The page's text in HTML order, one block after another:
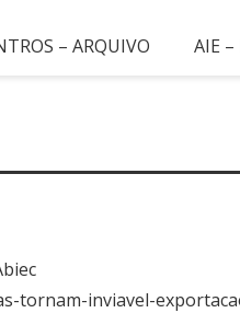
– ARQUIVO AIE –
tornam-inviavel-